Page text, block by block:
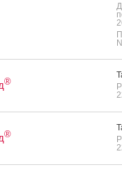
®
®